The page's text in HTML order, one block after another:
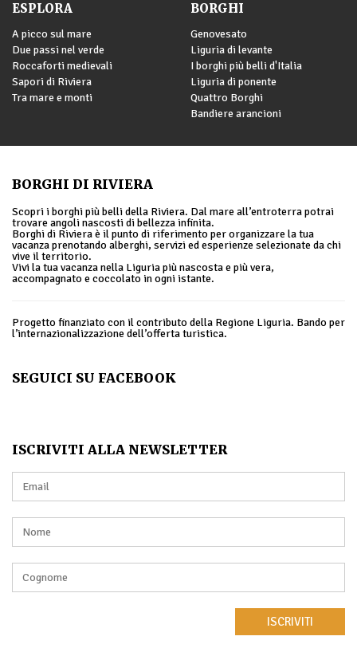
ESPLORA
A picco sul mare
Due passi nel verde
Roccaforti medievali
Sapori di Riviera
Tra mare e monti
BORGHI
Genovesato
Liguria di levante
I borghi più belli d'Italia
Liguria di ponente
Quattro Borghi
Bandiere arancioni
BORGHI DI RIVIERA
Scopri i borghi più belli della Riviera. Dal mare all’entroterra potrai
trovare angoli nascosti di bellezza infinita.
Borghi di Riviera è il punto di riferimento per organizzare la tua
vacanza prenotando alberghi, servizi ed esperienze selezionate da chi
vive il territorio.
Vivi la tua vacanza nella Liguria più nascosta e più vera,
accompagnato e coccolato in ogni istante.
Progetto finanziato con il contributo della Regione Liguria. Bando per
l’internazionalizzazione dell’offerta turistica.
SEGUICI SU FACEBOOK
ISCRIVITI ALLA NEWSLETTER
ISCRIVITI